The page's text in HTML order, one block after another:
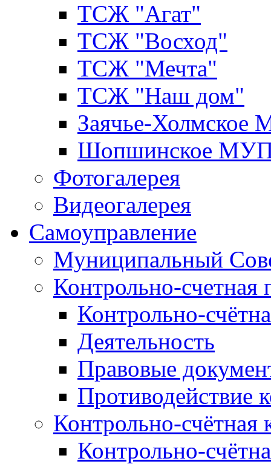
ТСЖ "Агат"
ТСЖ "Восход"
ТСЖ "Мечта"
ТСЖ "Наш дом"
Заячье-
Шопшинское
Фотогалерея
Видеогалерея
Самоуправление
Муниципальный
Контрольно-счетная
Контрольно-
Деятельность
Правовые
Противодействие
Контрольно-счётная
Контрольно-